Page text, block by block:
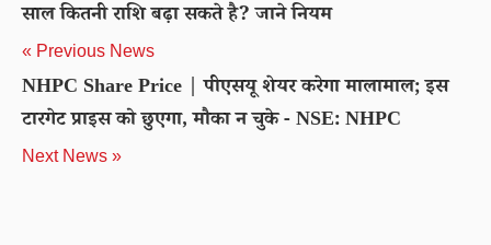
साल कितनी राशि बढ़ा सकते है? जाने नियम
« Previous News
NHPC Share Price | पीएसयू शेयर करेगा मालामाल; इस
टारगेट प्राइस को छुएगा, मौका न चुके - NSE: NHPC
Next News »